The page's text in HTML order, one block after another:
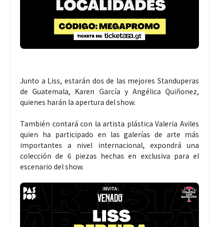
Junto a Liss, estarán dos de las mejores Standuperas
de Guatemala, Karen García y Angélica Quiñonez,
quienes harán la apertura del show.
También contará con la artista plástica Valeria Aviles
quien ha participado en las galerías de arte más
importantes a nivel internacional, expondrá una
colección de 6 piezas hechas en exclusiva para el
escenario del show.